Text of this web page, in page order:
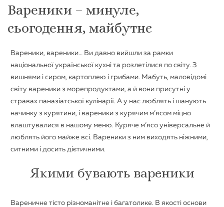
Вареники – минуле,
сьогодення, майбутнє
Вареники, вареники… Ви давно вийшли за рамки
національної української кухні та розлетілися по світу. З
вишнями і сиром, картоплею і грибами. Мабуть, маловідомі
світу вареники з морепродуктами, а й вони присутні у
стравах паназіатської кулінарії. А у нас люблять і шанують
начинку з курятини, і вареники з курячим м’ясом міцно
влаштувалися в нашому меню. Куряче м’ясо універсальне й
люблять його майже всі. Вареники з ним виходять ніжними,
ситними і досить дієтичними.
Якими бувають вареники
Вареничне тісто різноманітне і багатолике. В якості основи